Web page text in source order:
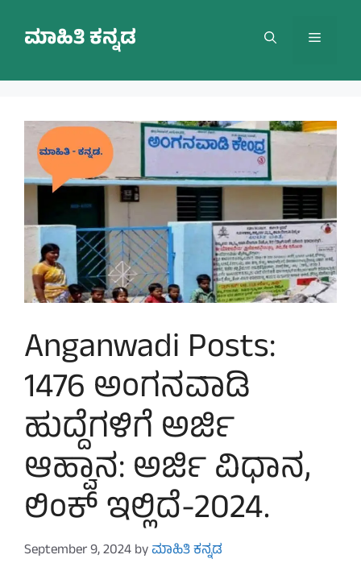
contentಮಾಹಿತಿ ಕನ್ನಡ Menu
Anganwadi Posts:
1476 ಅಂಗನವಾಡಿ
ಹುದ್ದೆಗಳಿಗೆ ಅರ್ಜಿ
ಆಹ್ವಾನ: ಅರ್ಜಿ ವಿಧಾನ,
ಲಿಂಕ್ ಇಲ್ಲಿದೆ-2024.
September 9, 2024byಮಾಹಿತಿ ಕನ್ನಡ